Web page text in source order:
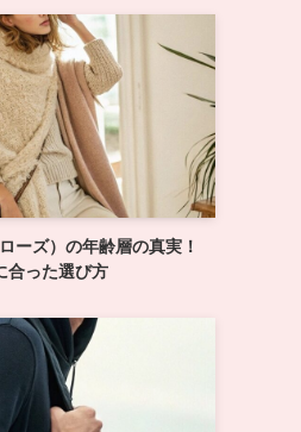
ーズ）の年齢層の真実！
合った選び方